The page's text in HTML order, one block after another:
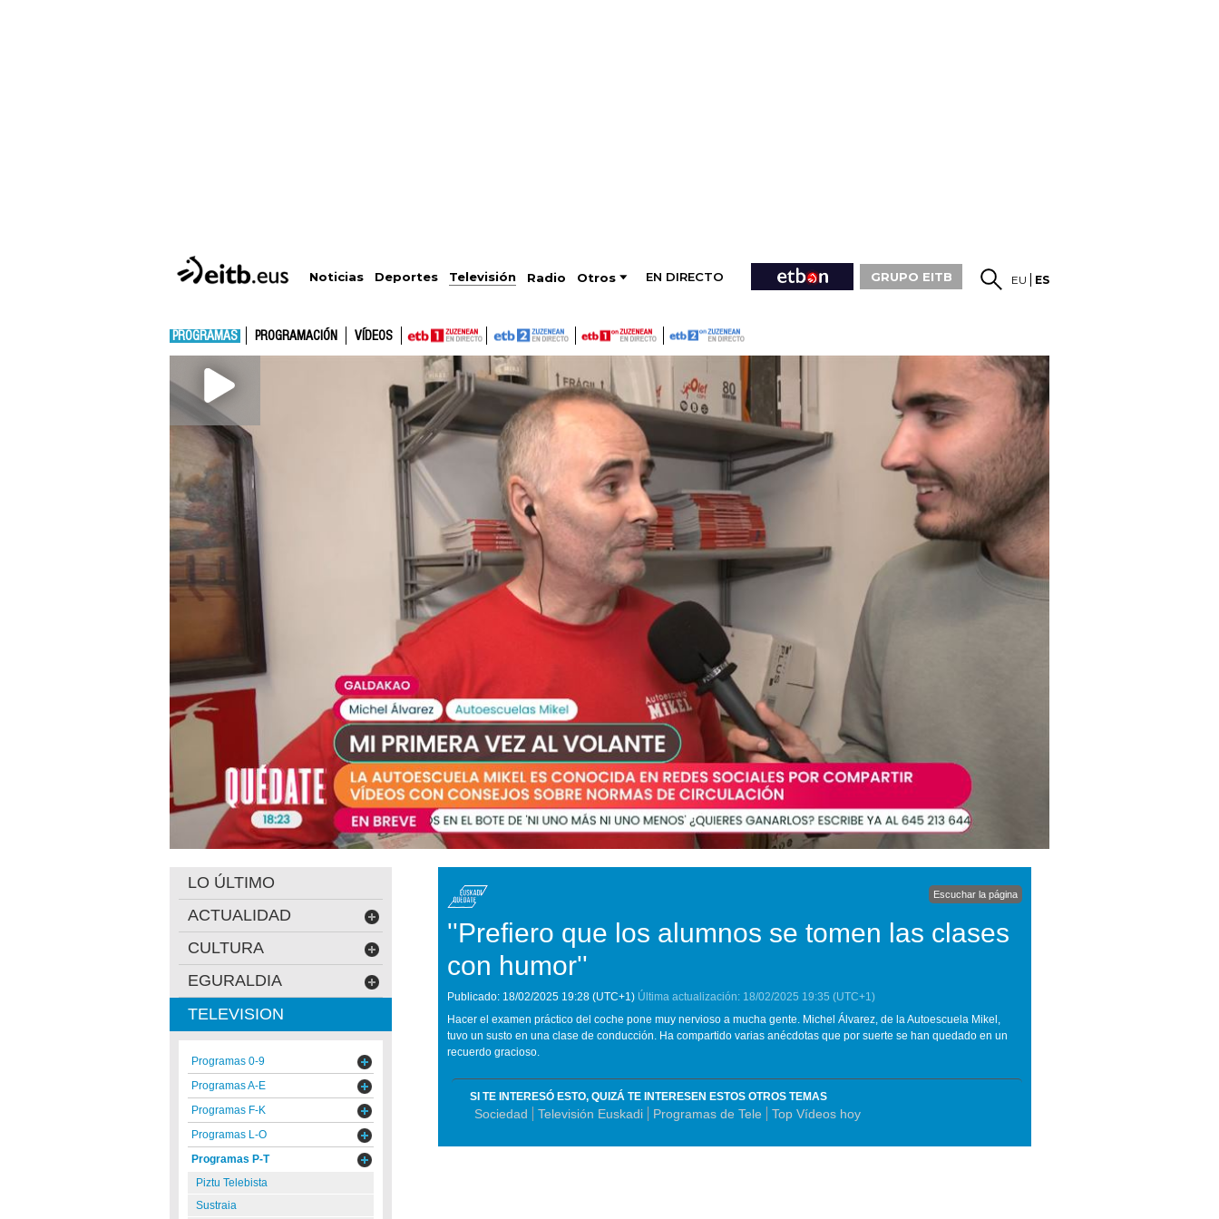
Noticias Deportes Televisión Radio Otros EN DIRECTO GRUPO EITB EU ES
PROGRAMAS PROGRAMACIÓN VÍDEOS
Escuchar la página
''Prefiero que los alumnos se tomen las clases
con humor''
Publicado: 18/02/2025 19:28 (UTC+1) Última actualización: 18/02/2025 19:35 (UTC+1)
Hacer el examen práctico del coche pone muy nervioso a mucha gente. Michel Álvarez, de la Autoescuela Mikel,
tuvo un susto en una clase de conducción. Ha compartido varias anécdotas que por suerte se han quedado en un
recuerdo gracioso.
SI TE INTERESÓ ESTO, QUIZÁ TE INTERESEN ESTOS OTROS TEMAS
Sociedad Televisión Euskadi Programas de Tele Top Vídeos hoy
LO ÚLTIMO
ACTUALIDAD
CULTURA
EGURALDIA
TELEVISION
Programas 0-9
Programas A-E
Programas F-K
Programas L-O
Programas P-T
Piztu Telebista
Sustraia